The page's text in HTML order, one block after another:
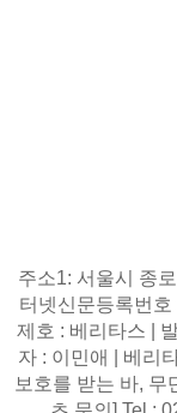
주소1: 서울시 종
터넷신문등록번호
제호 : 베리타스 |
자 : 이민애 | 베리
보호를 받는 바, 무